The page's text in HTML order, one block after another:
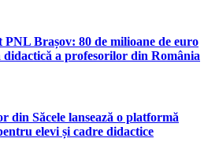
PNL Brașov: 80 de milioane de euro
a profesorilor din România
din Săcele lansează o platformă
elevi și cadre didactice